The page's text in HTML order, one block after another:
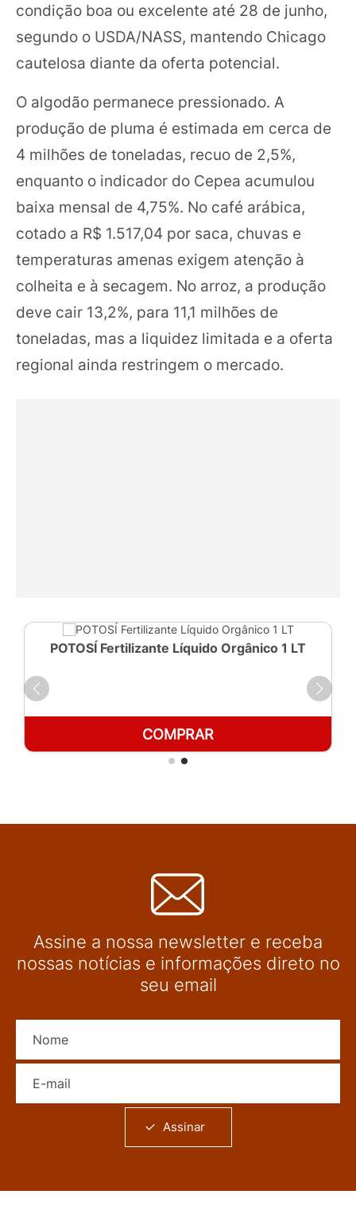
condição boa ou excelente até 28 de junho,
segundo o USDA/NASS, mantendo Chicago
cautelosa diante da oferta potencial.
O algodão permanece pressionado. A
produção de pluma é estimada em cerca de
4 milhões de toneladas, recuo de 2,5%,
enquanto o indicador do Cepea acumulou
baixa mensal de 4,75%. No café arábica,
cotado a R$ 1.517,04 por saca, chuvas e
temperaturas amenas exigem atenção à
colheita e à secagem. No arroz, a produção
deve cair 13,2%, para 11,1 milhões de
toneladas, mas a liquidez limitada e a oferta
regional ainda restringem o mercado.
POTOSÍ Fertilizante Líquido Orgânico 1 LT
COMPRAR
Assine a nossa newsletter e receba
nossas notícias e informações direto no
seu email
Assinar